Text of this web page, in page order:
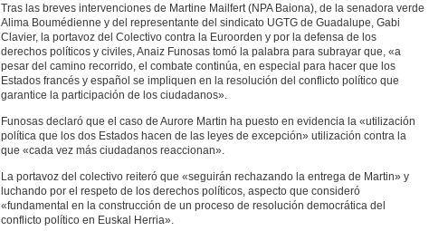
Tras las breves intervenciones de Martine Mailfert (NPA Baiona), de la senadora verde
Alima Boumédienne y del representante del sindicato UGTG de Guadalupe, Gabi
Clavier, la portavoz del Colectivo contra la Euroorden y por la defensa de los
derechos políticos y civiles, Anaiz Funosas tomó la palabra para subrayar que, «a
pesar del camino recorrido, el combate continúa, en especial para hacer que los
Estados francés y español se impliquen en la resolución del conflicto político que
garantice la participación de los ciudadanos».
Funosas declaró que el caso de Aurore Martin ha puesto en evidencia la «utilización
política que los dos Estados hacen de las leyes de excepción» utilización contra la
que «cada vez más ciudadanos reaccionan».
La portavoz del colectivo reiteró que «seguirán rechazando la entrega de Martin» y
luchando por el respeto de los derechos políticos, aspecto que consideró
«fundamental en la construcción de un proceso de resolución democrática del
conflicto político en Euskal Herria».